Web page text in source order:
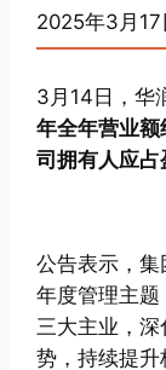
2025年3月17
3月14日，华
年全年营业
司拥有人应占
公告表示，
年度管理主
三大主业，
势，持续提